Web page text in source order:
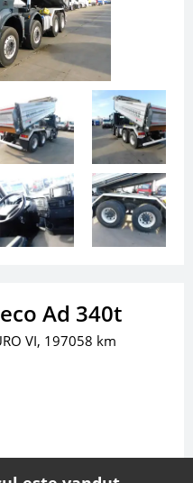
Ad 340t
VI, 197058 km